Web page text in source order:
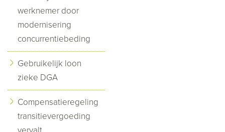
werknemer door
modernisering
concurrentiebeding
Gebruikelijk loon
zieke DGA
Compensatieregeling
transitievergoeding